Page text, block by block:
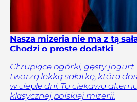
Nasza mizeria nie ma z tą
Chodzi o proste dodatki
Chrupiące ogórki, gęsty jogurt
tworzą lekką sałatkę, która
w ciepłe dni. To ciekawa
klasycznej polskiej mizerii.